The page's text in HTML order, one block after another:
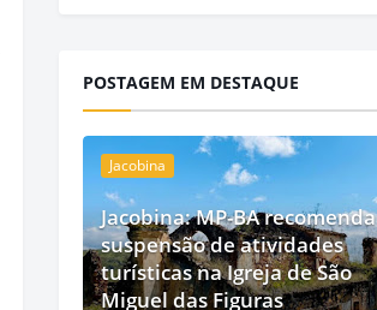
POSTAGEM EM DESTAQUE
Jacobina
Jacobina: MP-BA recomenda
suspensão de atividades
turísticas na Igreja de São
Miguel das Figuras